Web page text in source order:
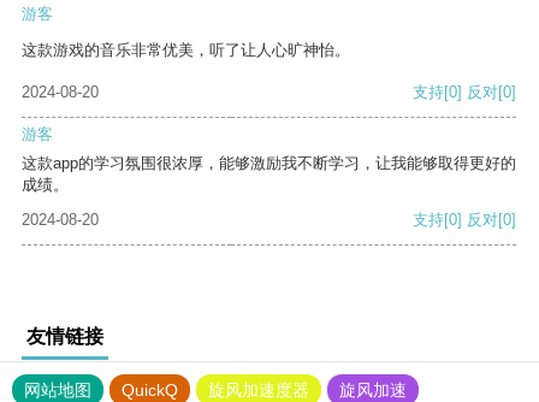
游客
这款游戏的音乐非常优美，听了让人心旷神怡。
2024-08-20 支持[0] 反对[0]
游客
这款app的学习氛围很浓厚，能够激励我不断学习，让我能够取得更好的
成绩。
2024-08-20
支持[0] 反对[0]
友情链接
网站地图 QuickQ 旋风加速度器
旋风加速